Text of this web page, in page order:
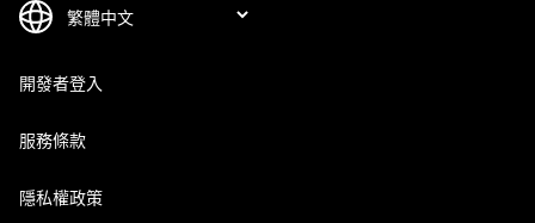
開發者登入
服務條款
隱私權政策